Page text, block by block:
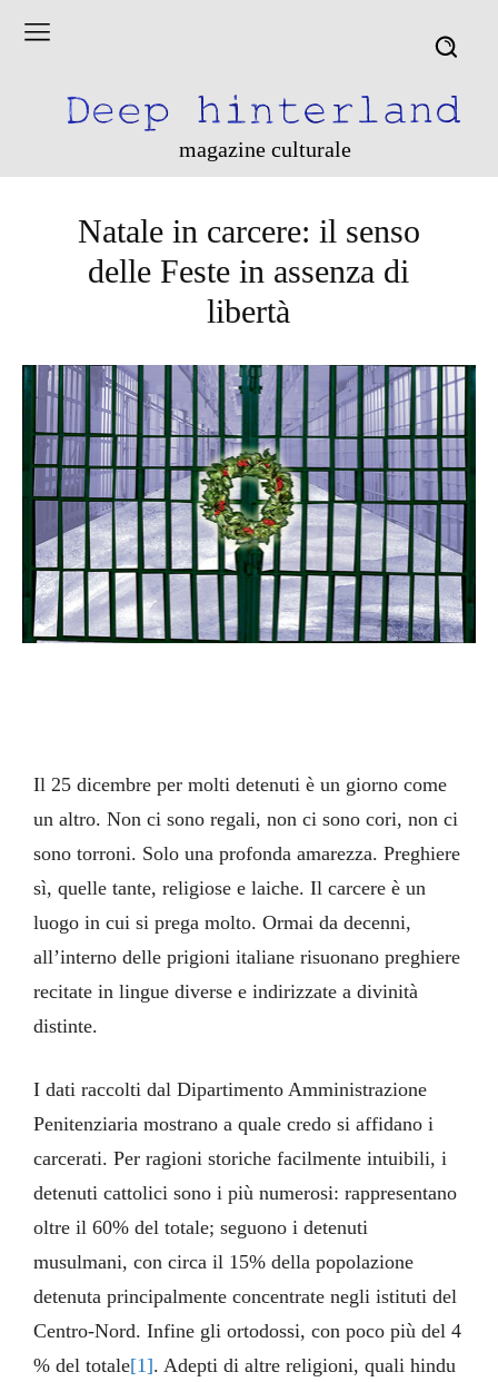
magazine culturale
Natale in carcere: il senso
delle Feste in assenza di
libertà
Il 25 dicembre per molti detenuti è un giorno come
un altro. Non ci sono regali, non ci sono cori, non ci
sono torroni. Solo una profonda amarezza. Preghiere
sì, quelle tante, religiose e laiche. Il carcere è un
luogo in cui si prega molto. Ormai da decenni,
all’interno delle prigioni italiane risuonano preghiere
recitate in lingue diverse e indirizzate a divinità
distinte.
I dati raccolti dal Dipartimento Amministrazione
Penitenziaria mostrano a quale credo si affidano i
carcerati. Per ragioni storiche facilmente intuibili, i
detenuti cattolici sono i più numerosi: rappresentano
oltre il 60% del totale; seguono i detenuti
musulmani, con circa il 15% della popolazione
detenuta principalmente concentrate negli istituti del
Centro-Nord. Infine gli ortodossi, con poco più del 4
% del totale[1]. Adepti di altre religioni, quali hindu